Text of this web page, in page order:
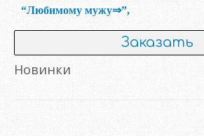
“Любимому мужу⇒”,
Заказать
Новинки